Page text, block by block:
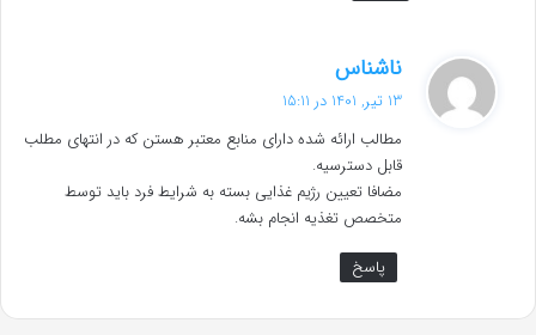
ناشناس
ف
:
13 تیر, 1401 در 15:11
مطالب ارائه شده دارای منابع معتبر هستن که در انتهای مطلب
قابل دسترسیه.
مضافا تعیین رژیم غذایی بسته به شرایط فرد باید توسط
متخصص تغذیه انجام بشه.
پاسخ